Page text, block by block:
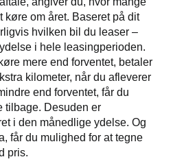
køre om året. Baseret på dit
hvilken bil du leaser –
i hele leasingperioden.
mere end forventet, betaler
kilometer, når du afleverer
end forventet, får du
tilbage. Desuden er
i den månedlige ydelse. Og
får du mulighed for at tegne
pris.